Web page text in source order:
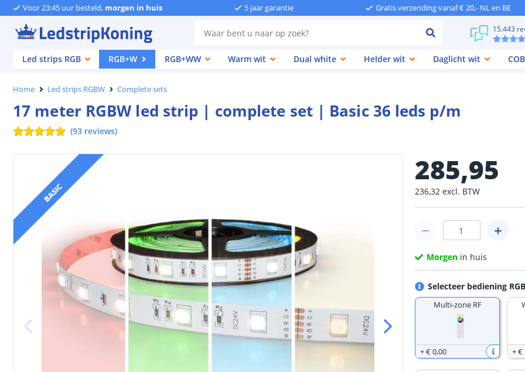
Voor 23:45 uur besteld, morgen in huis 5 jaar garantie Gratis verzending vanaf € 20,- NL en BE
15.443
Led strips RGB
RGB+W RGB+WW Warm wit Dual white Helder wit Daglicht wit COB
Home Led strips RGBW Complete sets
17 meter RGBW led strip | complete set | Basic 36 leds p/m
(93 reviews)
BASIC
285,95
236,32 excl. BTW
Morgen in huis
Selecteer bediening
Multi-zone RF
+€ 0,00 +€